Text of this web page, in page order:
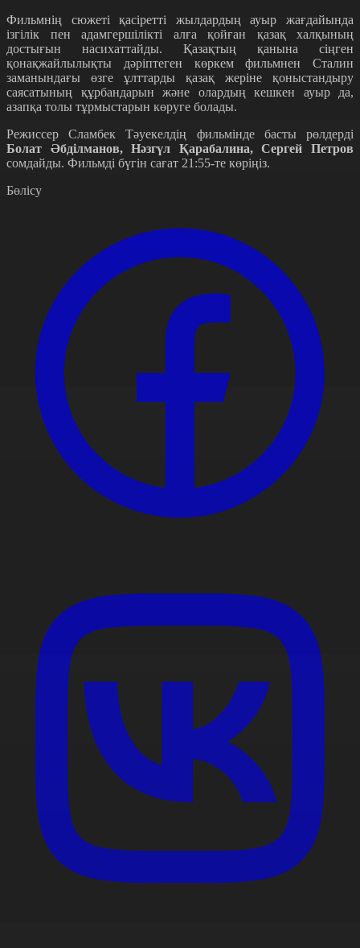
Фильмнің сюжеті қасіретті жылдардың ауыр жағдайында
ізгілік пен адамгершілікті алға қойған қазақ халқының
достығын насихаттайды. Қазақтың қанына сіңген
қонақжайлылықты дәріптеген көркем фильмнен Сталин
заманындағы өзге ұлттарды қазақ жеріне қоныстандыру
саясатының құрбандарын және олардың кешкен ауыр да,
азапқа толы тұрмыстарын көруге болады.
Режиссер Сламбек Тәуекелдің фильмінде басты рөлдерді
Болат Әбділманов, Нәзгүл Қарабалина, Сергей Петров
сомдайды. Фильмді бүгін сағат 21:55-те көріңіз.
Бөлісу